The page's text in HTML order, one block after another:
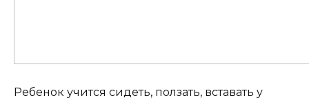
Ребенок учится сидеть, ползать, вставать у